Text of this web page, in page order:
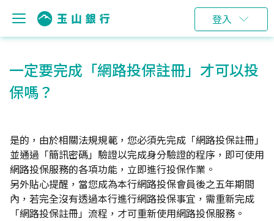
登入
一定要完成「網路投保註冊」才可以投
保嗎？
是的，由於相關法規規範，您必須先完成「網路投保註冊」
並通過「簡訊密碼」驗證以完成身分驗證的程序，即可使用
網路投保服務的各項功能，立即進行投保作業。
另外貼心提醒，當您成為本行網路投保會員後之五年期間
內，若完全沒有透過本行進行網路投保事宜，需重新完成
「網路投保註冊」流程，才可重新使用網路投保服務。